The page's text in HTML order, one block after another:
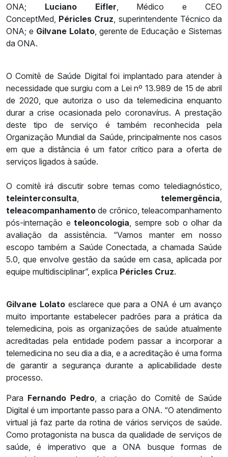
ONA; Luciano Eifler, Médico e CEO
ConceptMed, Péricles Cruz, superintendente Técnico da
ONA; e Gilvane Lolato, gerente de Educação e Sistemas
da ONA.
O Comitê de Saúde Digital foi implantado para atender à
necessidade que surgiu com a Lei nº 13.989 de 15 de abril
de 2020, que autoriza o uso da telemedicina enquanto
durar a crise ocasionada pelo coronavírus. A prestação
deste tipo de serviço é também reconhecida pela
Organização Mundial da Saúde, principalmente nos casos
em que a distância é um fator crítico para a oferta de
serviços ligados à saúde.
O comitê irá discutir sobre temas como telediagnóstico,
teleinterconsulta, telemergência,
teleacompanhamento de crônico, teleacompanhamento
pós-internação eteleoncologia, sempre sob o olhar da
avaliação da assistência. “Vamos manter em nosso
escopo também a Saúde Conectada, a chamada Saúde
5.0, que envolve gestão da saúde em casa, aplicada por
equipe multidisciplinar”, explica Péricles Cruz.
Gilvane Lolato esclarece que para a ONA é um avanço
muito importante estabelecer padrões para a prática da
telemedicina, pois as organizações de saúde atualmente
acreditadas pela entidade podem passar a incorporar a
telemedicina no seu dia a dia, e a acreditação é uma forma
de garantir a segurança durante a aplicabilidade deste
processo.
Para Fernando Pedro, a criação do Comitê de Saúde
Digital é um importante passo para a ONA. “O atendimento
virtual já faz parte da rotina de vários serviços de saúde.
Como protagonista na busca da qualidade de serviços de
saúde, é imperativo que a ONA busque formas de